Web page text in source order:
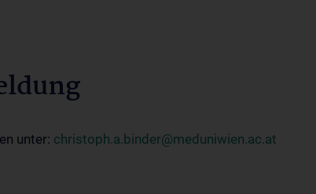
unter: christoph.a.binder@meduniwien.ac.at